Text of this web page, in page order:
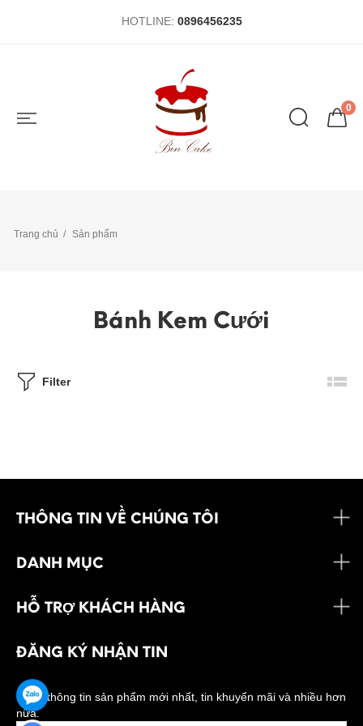
HOTLINE: 0896456235
0
Trang chủ Sản phẩm
Bánh Kem Cưới
Filter
THÔNG TIN VỀ CHÚNG TÔI
DANH MỤC
HỖ TRỢ KHÁCH HÀNG
ĐĂNG KÝ NHẬN TIN
Nhận thông tin sản phẩm mới nhất, tin khuyến mãi và nhiều hơn
nữa.